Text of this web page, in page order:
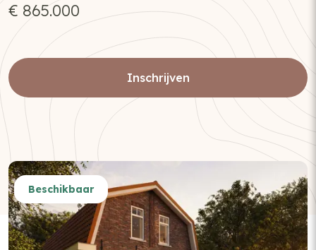
€ 865.000
Inschrijven
Beschikbaar